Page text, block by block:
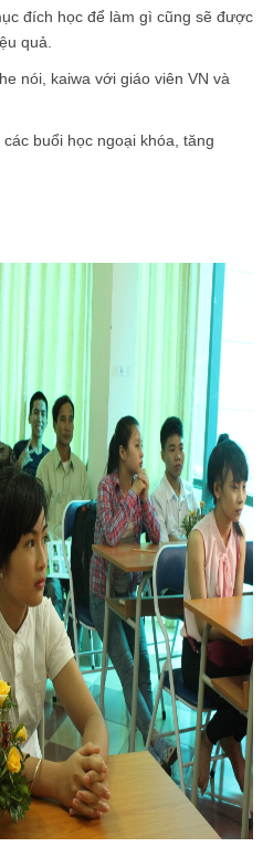
đích học để làm gì cũng sẽ được
quả.
nói, kaiwa với giáo viên VN và
buổi học ngoại khóa, tăng